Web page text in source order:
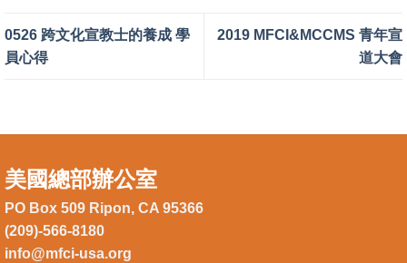
0526 跨文化宣教士的養成 學
員心得
2019 MFCI&MCCMS 青年宣
道大會
美國總部辦公室
PO Box 509 Ripon, CA 95366
(209)-566-8180
info@mfci-usa.org